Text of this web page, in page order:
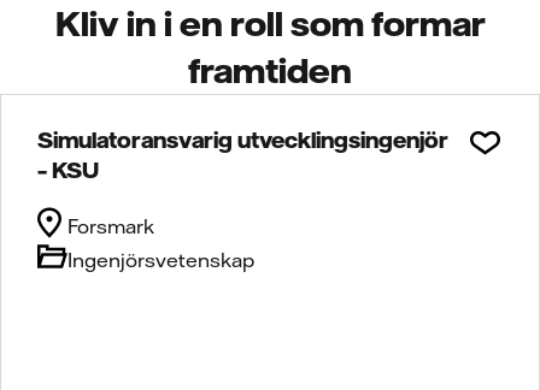
Kliv in i en roll som formar
framtiden
Simulatoransvarig utvecklingsingenjör
– KSU
Ingenjörsvetenskap
Forsmark